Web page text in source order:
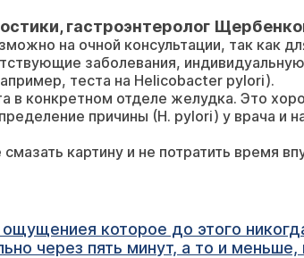
Вены не расширены. Z-линия с
Желудок обычной формы, натощак
высоты, продольной
угол Гиса острый.
до привратника.
изменён. Слизистая оболочка
гастроэнтеролог
на очной консультации, так как
заболевания,
теста на Helicobacter pylori).
в конкретном отделе желудка. Это
причины (H. pylori) у врача и
картину и не потратить время
которое до этого
через пять минут, а то и